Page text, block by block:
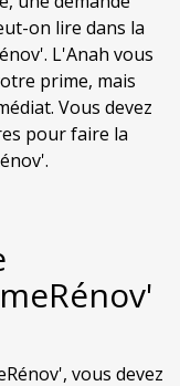
on lire dans la
L'Anah vous
prime, mais
Vous devez
pour faire la
vous devez